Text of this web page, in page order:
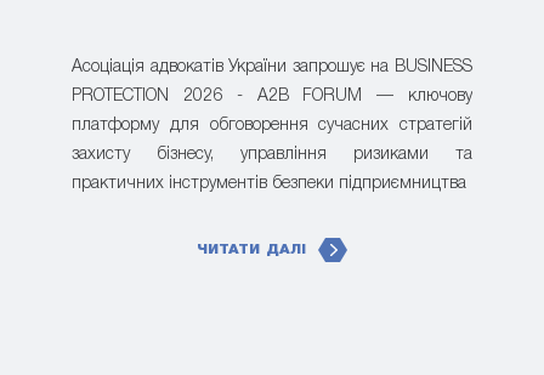
Асоціація адвокатів України запрошує на BUSINESS
PROTECTION 2026 - A2B FORUM — ключову
платформу для обговорення сучасних стратегій
захисту бізнесу, управління ризиками та
практичних інструментів безпеки підприємництва
ЧИТАТИ ДАЛІ